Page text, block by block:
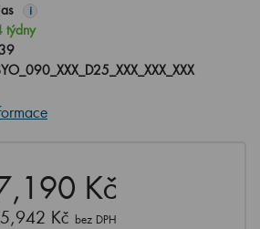
i
týdny
Kč
5,942 Kč bez DPH